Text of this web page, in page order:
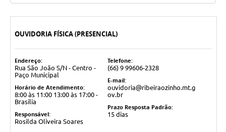
OUVIDORIA FÍSICA (PRESENCIAL)
Endereço:
Rua São João S/N - Centro -
Paço Municipal
Horário de Atendimento:
8:00 às 11:00 13:00 às 17:00 -
Brasília
Responsável:
Rosilda Oliveira Soares
Telefone:
(66) 9 99606-2328
E-mail:
ouvidoria@ribeiraozinho.mt.g
ov.br
Prazo Resposta Padrão:
15 dias